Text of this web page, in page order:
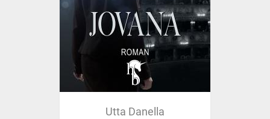
Utta Danella